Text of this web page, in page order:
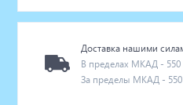
Доставка нашими
В пределах МКАД - 550
За пределы МКАД -